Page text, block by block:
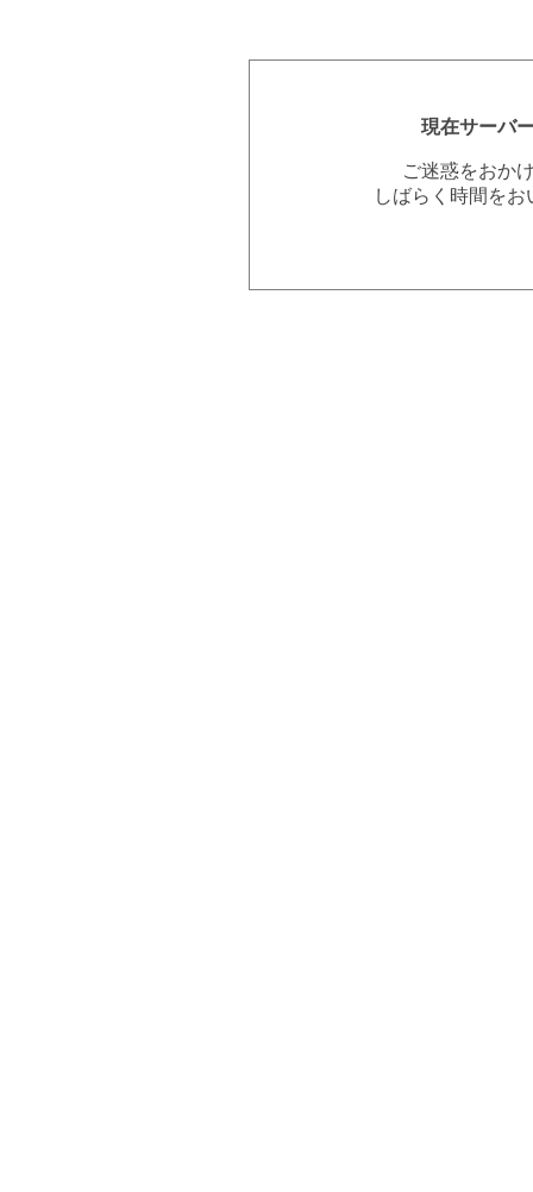
現在サーバ
ご迷惑をおか
しばらく時間を